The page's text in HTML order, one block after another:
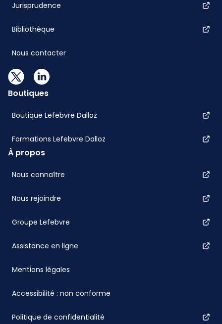
Jurisprudence
Bibliothèque
Nous contacter
Boutiques
Boutique Lefebvre Dalloz
Formations Lefebvre Dalloz
À propos
Nous connaître
Nous rejoindre
Groupe Lefebvre
Assistance en ligne
Mentions légales
Accessibilité : non conforme
Politique de confidentialité